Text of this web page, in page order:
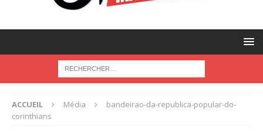
ACCUEIL Média
bandeirao-da-republica-popular-do-
corinthians